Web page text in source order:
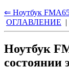
⇐ Ноутбук
ОГЛАВЛЕНИЕ |
Ноутбук
состоянии